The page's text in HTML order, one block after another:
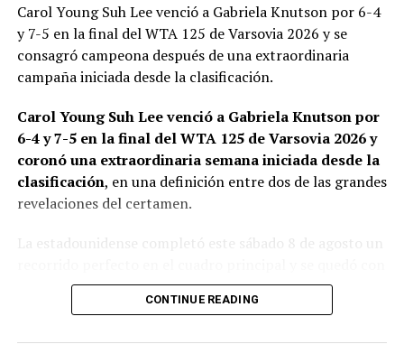
Guerrieri remontó después de recibir un
6-0
La primera semifinal tuvo una historia todavía más
llamativa.Andrea Guerrieriperdió el primer set por 6-
0 frente a Daniil Glinka, segundo favorito, pero logró
recuperarse para ganar por 0-6, 6-3 y 6-4.
Carol Young Suh Lee venció a Gabriela Knutson por 6-4
y 7-5 en la final del WTA 125 de Varsovia 2026 y se
consagró campeona después de una extraordinaria
campaña iniciada desde la clasificación.
Carol Young Suh Lee venció a Gabriela Knutson por
6-4 y 7-5 en la final del WTA 125 de Varsovia 2026 y
coronó una extraordinaria semana iniciada desde la
clasificación, en una definición entre dos de las grandes
revelaciones del certamen.
La estadounidense completó este sábado 8 de agosto un
el campeonato después de superar en la final a Knutson,
otra jugadora procedente de la qualy. La WTA registra al
CONTINUE READING